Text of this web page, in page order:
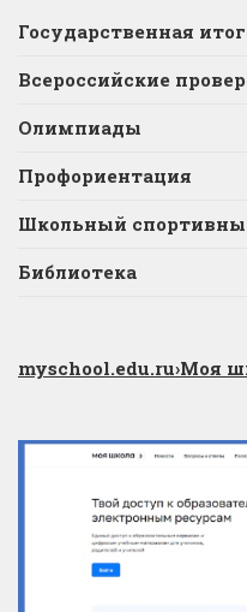
Государственная
Всероссийские
Олимпиады
Профориентация
Школьный
Библиотека
myschool.edu.ru›Моя